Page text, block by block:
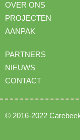
OVER ONS
PROJECTEN
AANPAK
PARTNERS
NIEUWS
CONTACT
© 2016-2022